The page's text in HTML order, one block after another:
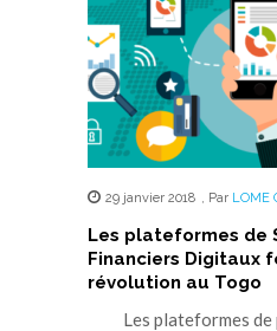
29 janvier 2018 , Par LOME
Les plateformes de
Financiers Digitaux
révolution au Togo
Les plateformes de